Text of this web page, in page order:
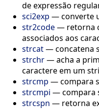
de expressão
sci2exp —converte
str2code— retorna
associados aos
strcat—concatena
strchr—acha a
caractere em um
strcmp —compara
strcmpi —compara
strcspn — retorna